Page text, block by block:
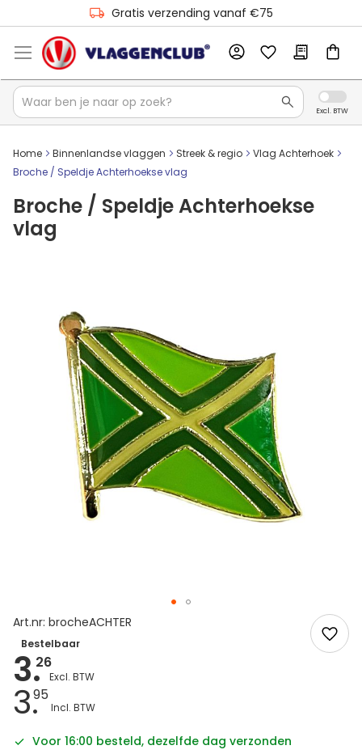
Gratis verzending vanaf €75
Home Binnenlandse vlaggen Streek & regio
Vlag Achterhoek
Broche / Speldje Achterhoekse vlag
Broche / Speldje Achterhoekse
vlag
Art.nr: brocheACHTER
Bestelbaar
3.26
3.95
Voor 16:00 besteld, dezelfde dag verzonden